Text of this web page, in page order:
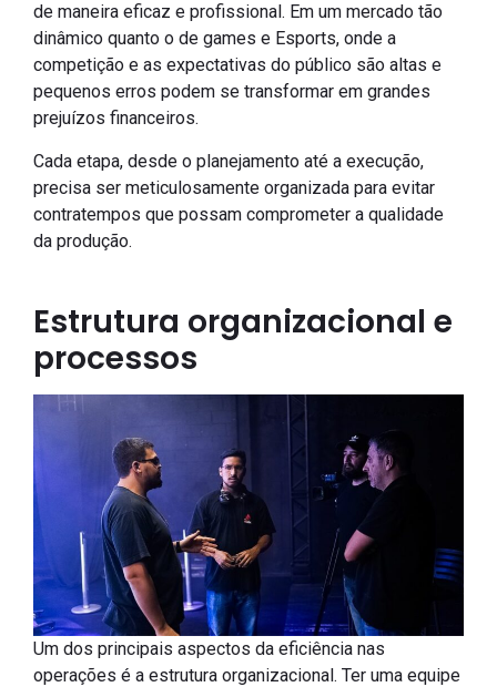
de maneira eficaz e profissional. Em um mercado tão
dinâmico quanto o de games e Esports, onde a
competição e as expectativas do público são altas e
pequenos erros podem se transformar em grandes
prejuízos financeiros.
Cada etapa, desde o planejamento até a execução,
precisa ser meticulosamente organizada para evitar
contratempos que possam comprometer a qualidade
da produção.
Estrutura organizacional e
processos
Um dos principais aspectos da eficiência nas
operações é a estrutura organizacional. Ter uma equipe